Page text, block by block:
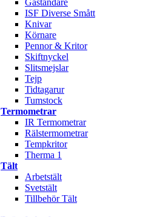
Gaständare
ISF Diverse Smått
Knivar
Körnare
Pennor & Kritor
Skiftnyckel
Slitsmejslar
Tejp
Tidtagarur
Tumstock
Termometrar
IR Termometrar
Rälstermometrar
Tempkritor
Therma 1
Tält
Arbetstält
Svetstält
Tillbehör Tält